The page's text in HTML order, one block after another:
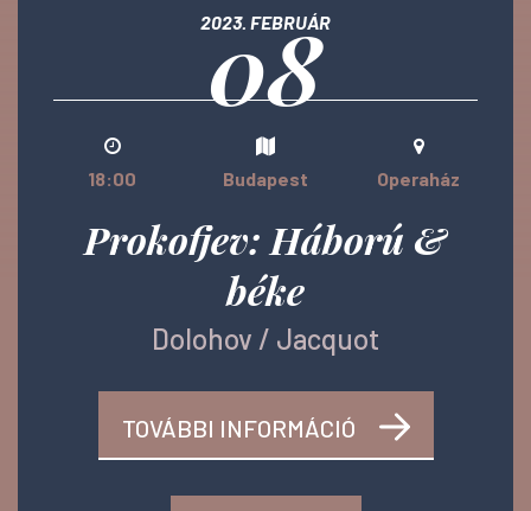
2023. FEBRUÁR
08
18:00 Budapest Operaház
Prokofjev: Háború &
béke
Dolohov / Jacquot
TOVÁBBI INFORMÁCIÓ